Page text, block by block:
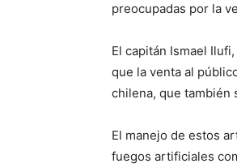
preocupadas por la
El capitán Ismael
que la venta al
chilena, que también
El manejo de estos
fuegos artificiales